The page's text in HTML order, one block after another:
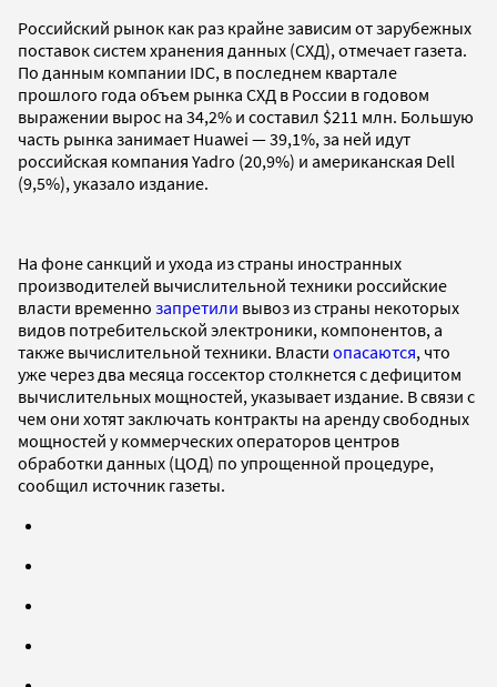
Российский рынок как раз крайне зависим от зарубежных
поставок систем хранения данных (СХД), отмечает газета.
По данным компании IDC, в последнем квартале
прошлого года объем рынка СХД в России в годовом
выражении вырос на 34,2% и составил $211 млн. Большую
часть рынка занимает Huawei — 39,1%, за ней идут
российская компания Yadro (20,9%) и американская Dell
(9,5%), указало издание.
На фоне санкций и ухода из страны иностранных
производителей вычислительной техники российские
власти временно запретили вывоз из страны некоторых
видов потребительской электроники, компонентов, а
также вычислительной техники. Власти опасаются, что
уже через два месяца госсектор столкнется с дефицитом
вычислительных мощностей, указывает издание. В связи с
чем они хотят заключать контракты на аренду свободных
мощностей у коммерческих операторов центров
обработки данных (ЦОД) по упрощенной процедуре,
сообщил источник газеты.